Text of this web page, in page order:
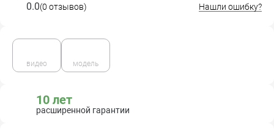
видео модель
0.0(0 отзывов) Нашли ошибку?
10 лет
расширенной гарантии